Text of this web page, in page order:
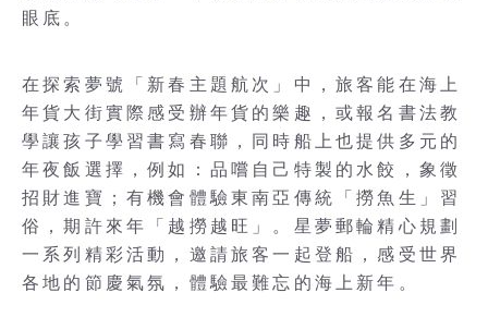
眼底。
在探索夢號「新春主題航次」中，旅客能在海上
年貨大街實際感受辦年貨的樂趣，或報名書法教
學讓孩子學習書寫春聯，同時船上也提供多元的
年夜飯選擇，例如：品嚐自己特製的水餃，象徵
招財進寶；有機會體驗東南亞傳統「撈魚生」習
俗，期許來年「越撈越旺」。星夢郵輪精心規劃
一系列精彩活動，邀請旅客一起登船，感受世界
各地的節慶氣氛，體驗最難忘的海上新年。